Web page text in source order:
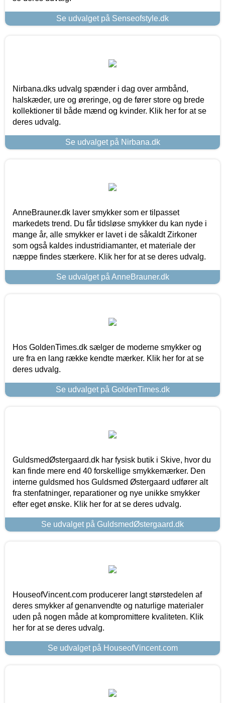
Se udvalget på Senseofstyle.dk
Nirbana.dks udvalg spænder i dag over armbånd,
halskæder, ure og øreringe, og de fører store og brede
kollektioner til både mænd og kvinder. Klik her for at se
deres udvalg.
Se udvalget på Nirbana.dk
AnneBrauner.dk laver smykker som er tilpasset
markedets trend. Du får tidsløse smykker du kan nyde i
mange år, alle smykker er lavet i de såkaldt Zirkoner
som også kaldes industridiamanter, et materiale der
næppe findes stærkere. Klik her for at se deres udvalg.
Se udvalget på AnneBrauner.dk
Hos GoldenTimes.dk sælger de moderne smykker og
ure fra en lang række kendte mærker. Klik her for at se
deres udvalg.
Se udvalget på GoldenTimes.dk
GuldsmedØstergaard.dk har fysisk butik i Skive, hvor du
kan finde mere end 40 forskellige smykkemærker. Den
interne guldsmed hos Guldsmed Østergaard udfører alt
fra stenfatninger, reparationer og nye unikke smykker
efter eget ønske. Klik her for at se deres udvalg.
Se udvalget på GuldsmedØstergaard.dk
HouseofVincent.com producerer langt størstedelen af
deres smykker af genanvendte og naturlige materialer
uden på nogen måde at kompromittere kvaliteten. Klik
her for at se deres udvalg.
Se udvalget på HouseofVincent.com